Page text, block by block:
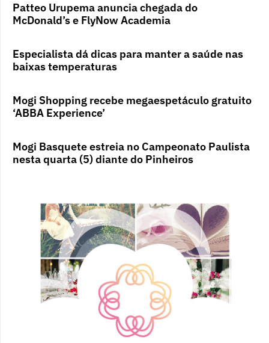
Patteo Urupema anuncia chegada do
McDonald’s e FlyNow Academia
Especialista dá dicas para manter a saúde nas
baixas temperaturas
Mogi Shopping recebe megaespetáculo gratuito
‘ABBA Experience’
Mogi Basquete estreia no Campeonato Paulista
nesta quarta (5) diante do Pinheiros